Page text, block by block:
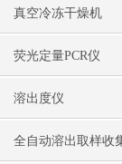
真空冷冻干燥机
荧光定量PCR仪
溶出度仪
全自动溶出取样收